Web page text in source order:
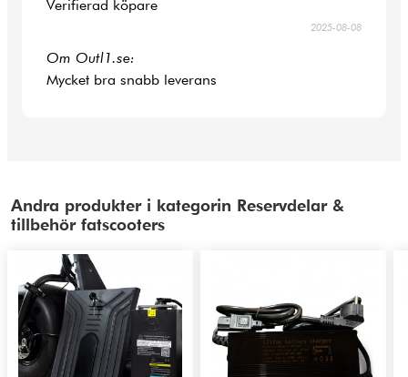
Verifierad köpare
2025-08-08
Om Outl1.se:
Mycket bra snabb leverans
Andra produkter i kategorin Reservdelar &
tillbehör fatscooters